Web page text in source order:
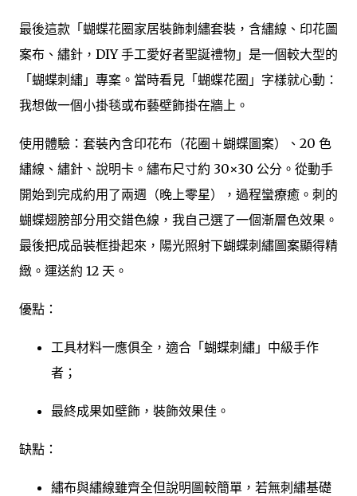
最後這款「蝴蝶花圈家居裝飾刺繡套裝，含繡線、印花圖
案布、繡針，DIY 手工愛好者聖誕禮物」是一個較大型的
「蝴蝶刺繡」專案。當時看見「蝴蝶花圈」字樣就心動：
我想做一個小掛毯或布藝壁飾掛在牆上。
使用體驗：套裝內含印花布（花圈＋蝴蝶圖案）、20 色
繡線、繡針、說明卡。繡布尺寸約 30×30 公分。從動手
開始到完成約用了兩週（晚上零星），過程蠻療癒。刺的
蝴蝶翅膀部分用交錯色線，我自己選了一個漸層色效果。
最後把成品裝框掛起來，陽光照射下蝴蝶刺繡圖案顯得精
緻。運送約 12 天。
優點：
工具材料一應俱全，適合「蝴蝶刺繡」中級手作
者；
最終成果如壁飾，裝飾效果佳。
缺點：
繡布與繡線雖齊全但說明圖較簡單，若無刺繡基礎